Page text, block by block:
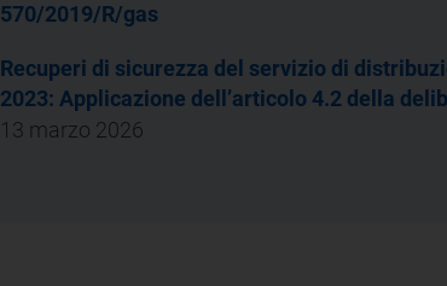
570/2019/R/gas
Recuperi di sicurezza del servizio di
2023: Applicazione dell’articolo 4.2 della
13 marzo 2026